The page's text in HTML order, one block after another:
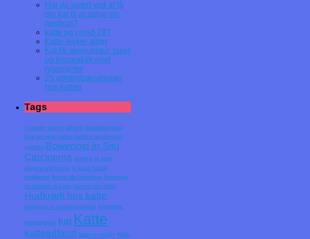
Har du svært ved at få
din kat til at spise sin
medicin?
katte og covid-19?
Katte-sikker altan
Kat fik akupunktur, laser
og kiropraktik mod
rygsmerter
25 adfærdsændringer
hos katten
Tags
7 tænder fjernet adfærd antibiotika hjalp
ikke berolige katten bevidst og ubevidst
spinden Bowenoid In Situ
Carcinoma dement er katte
klogere end hunde er katte social
intelligente fjernet alle tænderne forgiftning
førstehjælp til katte hjernen hos katte
Hudkræft hos katte
intelligens er menneskeskabt irriterende
morgenspind kat Katte
katteadfærd katte er rovdyr Katte